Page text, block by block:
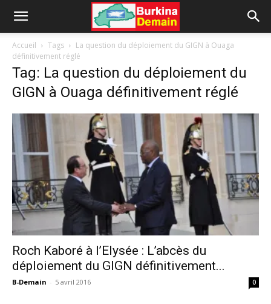
Accueil Tags
La question du déploiement du GIGN à Ouaga
définitivement réglé
Tag: La question du déploiement du
GIGN à Ouaga définitivement réglé
Roch Kaboré à l’Elysée : L’abcès du
déploiement du GIGN définitivement...
B-Demain - 5 avril 2016 0